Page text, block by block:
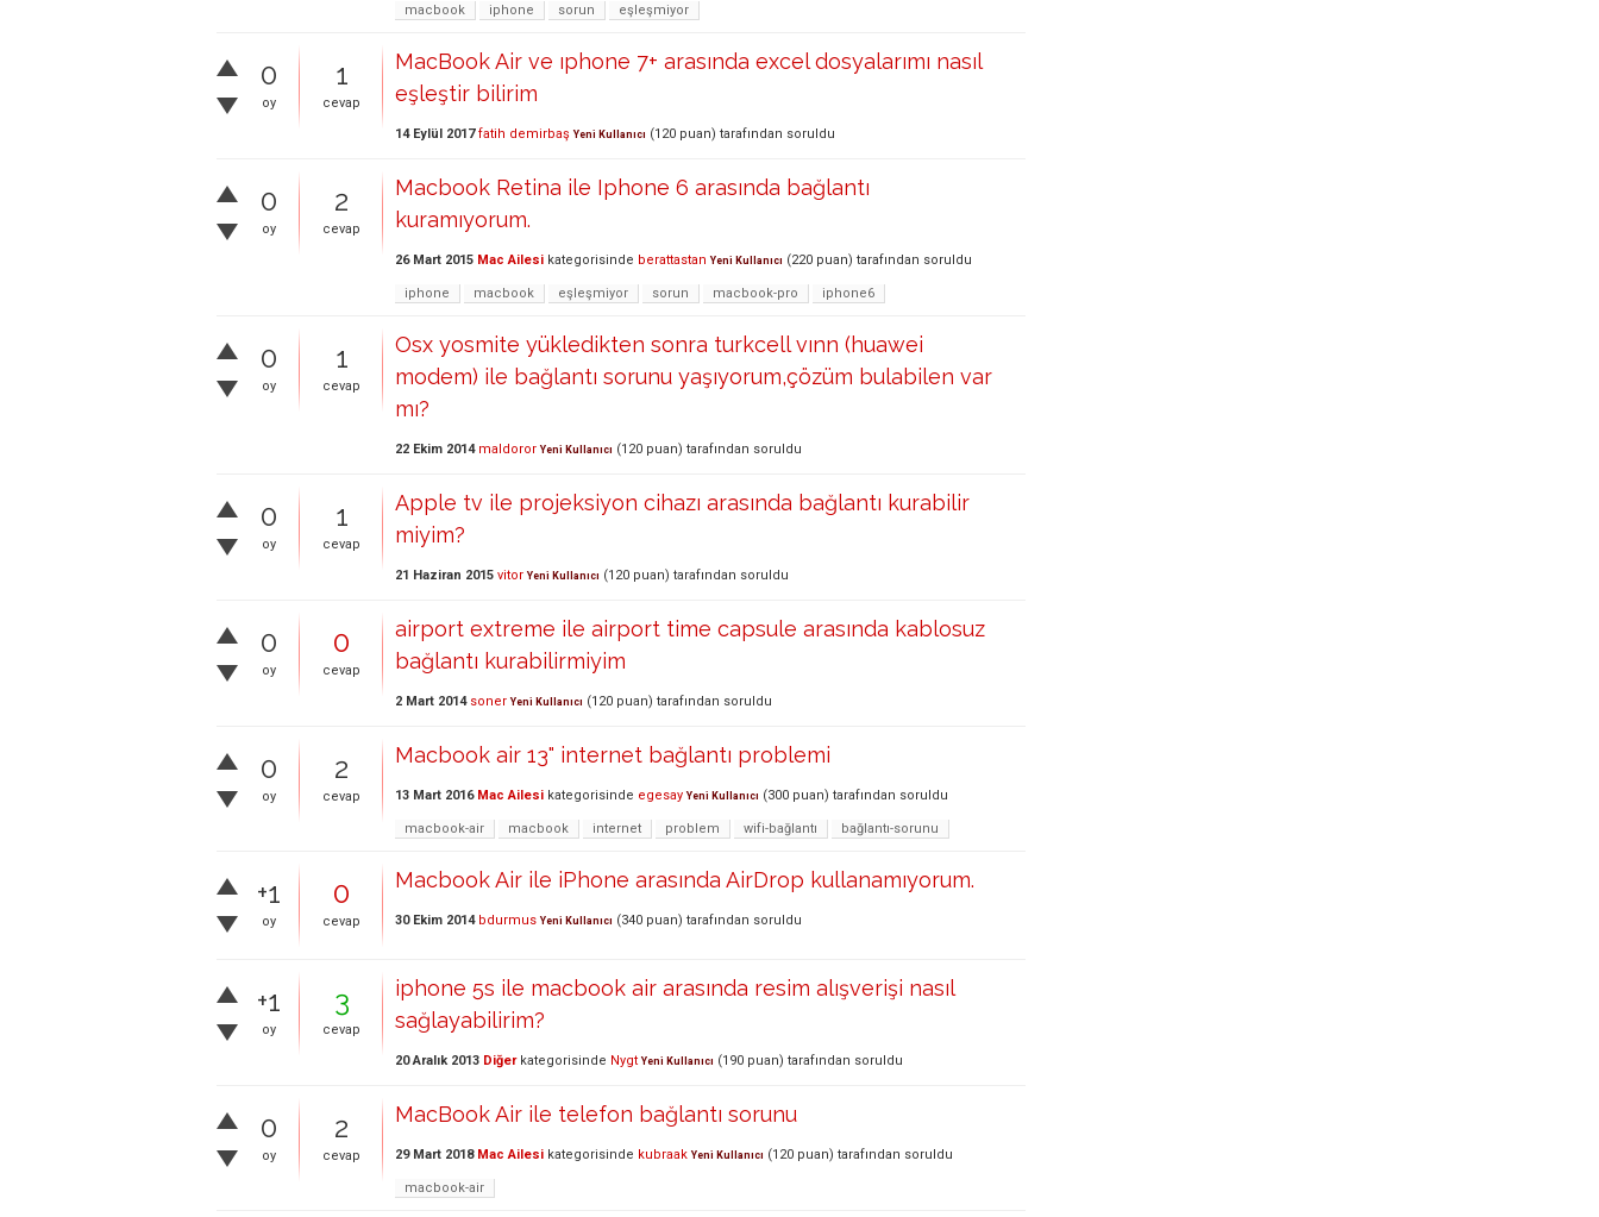
macbook iphone sorun eşleşmiyor
0
oy
1
cevap
MacBook Air ve ıphone 7+ arasında excel dosyalarımı nasıl
eşleştir bilirim
14 Eylül 2017 fatih demirbaş Yeni Kullanıcı (120 puan) tarafından soruldu
0
oy
2
cevap
Macbook Retina ile Iphone 6 arasında bağlantı
kuramıyorum.
26 Mart 2015 Mac Ailesi kategorisinde berattastan Yeni Kullanıcı (220 puan) tarafından soruldu
iphone macbook eşleşmiyor sorun macbook-pro iphone6
0
oy
1
cevap
Osx yosmite yükledikten sonra turkcell vınn (huawei
modem) ile bağlantı sorunu yaşıyorum,çözüm bulabilen var
mı?
22 Ekim 2014 maldoror Yeni Kullanıcı (120 puan) tarafından soruldu
0
oy
1
cevap
Apple tv ile projeksiyon cihazı arasında bağlantı kurabilir
miyim?
21 Haziran 2015 vitor Yeni Kullanıcı (120 puan) tarafından soruldu
0
oy
0
cevap
airport extreme ile airport time capsule arasında kablosuz
bağlantı kurabilirmiyim
2 Mart 2014 soner Yeni Kullanıcı (120 puan) tarafından soruldu
0
oy
2
cevap
Macbook air 13" internet bağlantı problemi
13 Mart 2016 Mac Ailesi kategorisinde egesay Yeni Kullanıcı (300 puan) tarafından soruldu
macbook-air macbook internet problem wifi-bağlantı bağlantı-sorunu
+1
oy
0
cevap
Macbook Air ile iPhone arasında AirDrop kullanamıyorum.
30 Ekim 2014 bdurmus Yeni Kullanıcı (340 puan) tarafından soruldu
+1
oy
3
cevap
iphone 5s ile macbook air arasında resim alışverişi nasıl
sağlayabilirim?
20 Aralık 2013 Diğerkategorisinde Nygt Yeni Kullanıcı (190 puan) tarafından soruldu
0
oy
2
cevap
MacBook Air ile telefon bağlantı sorunu
29 Mart 2018 Mac Ailesi kategorisinde kubraak Yeni Kullanıcı (120 puan) tarafından soruldu
macbook-air